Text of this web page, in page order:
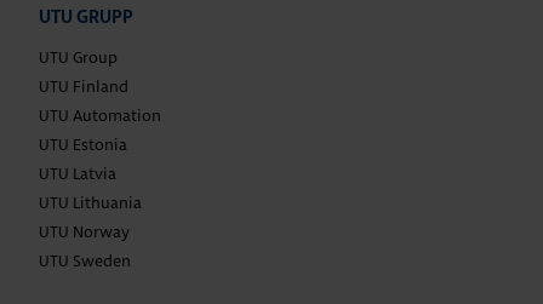
UTU GRUPP
UTU Group
UTU Finland
UTU Automation
UTU Estonia
UTU Latvia
UTU Lithuania
UTU Norway
UTU Sweden